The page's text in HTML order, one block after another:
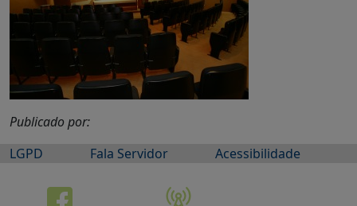
Publicado por:
LGPD
Fala Servidor Acessibilidade